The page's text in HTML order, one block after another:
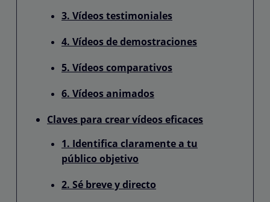
3. Vídeos testimoniales
4. Vídeos de demostraciones
5. Vídeos comparativos
6. Vídeos animados
Claves para crear vídeos eficaces
1. Identifica claramente a tu
público objetivo
2. Sé breve y directo